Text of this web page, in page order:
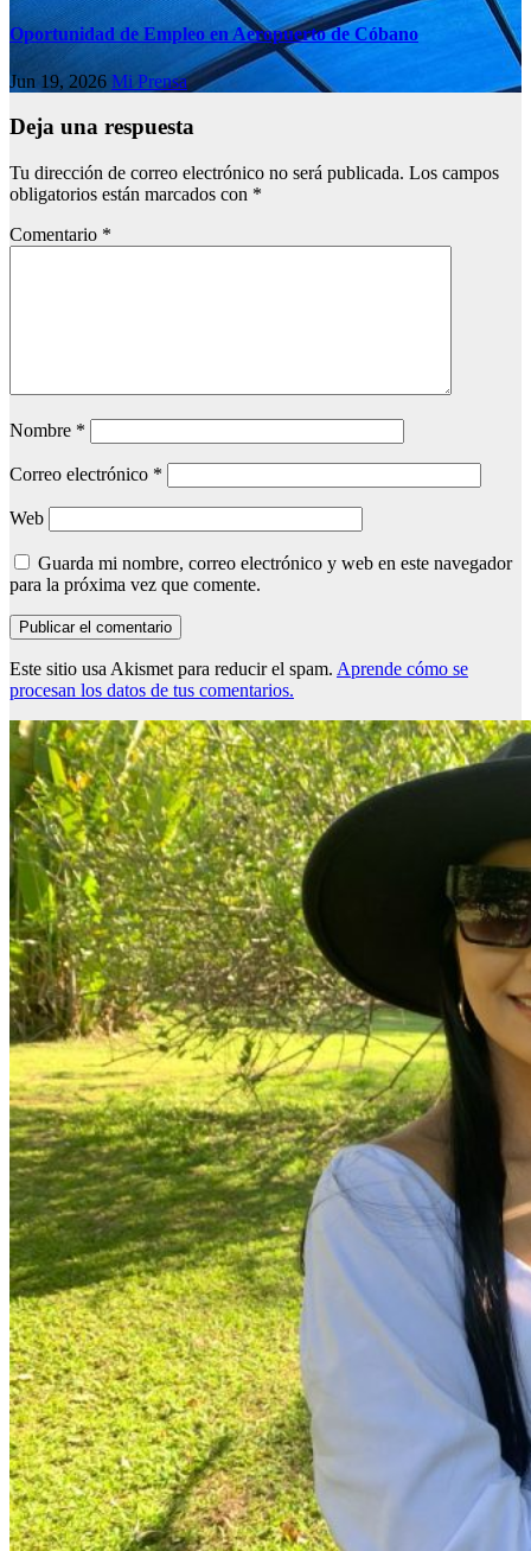
Oportunidad de Empleo en Aeropuerto de Cóbano
Jun 19, 2026 Mi Prensa
Deja una respuesta
Tu dirección de correo electrónico no será publicada. Los campos
obligatorios están marcados con *
Comentario *
Nombre *
Correo electrónico *
Web
Guarda mi nombre, correo electrónico y web en este navegador
para la próxima vez que comente.
Este sitio usa Akismet para reducir el spam. Aprende cómo se
procesan los datos de tus comentarios.